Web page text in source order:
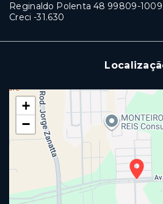
Reginaldo Polenta 48 99809-1009
Creci -31.630
+
−